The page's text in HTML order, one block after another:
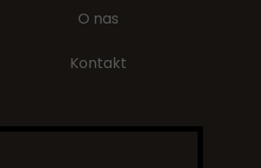
O nas
Kontakt